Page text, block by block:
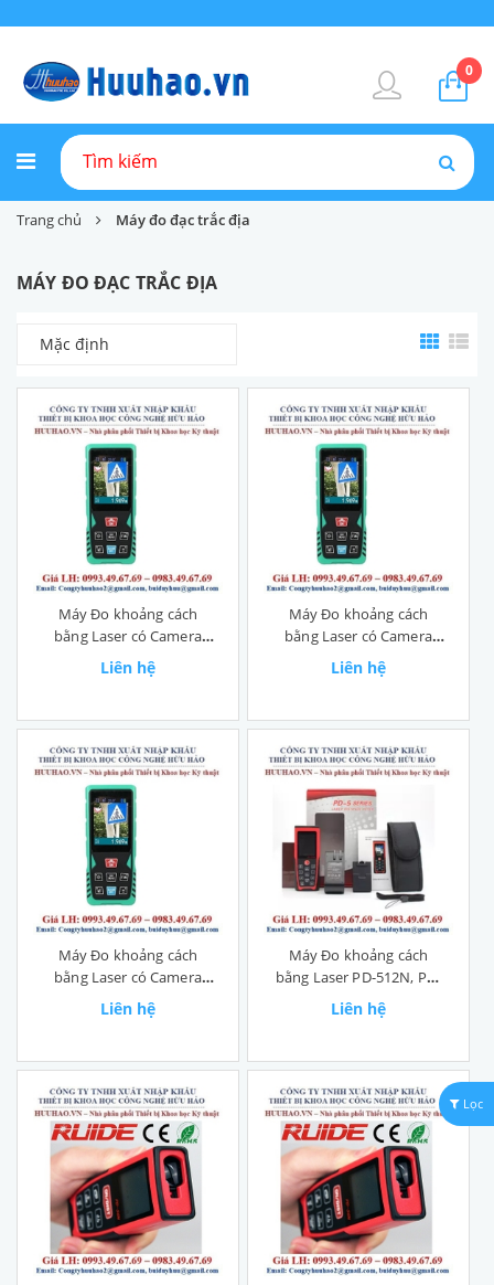
0
Trang chủ Máy đo đạc trắc địa
MÁY ĐO ĐẠC TRẮC ĐỊA
Mặc định
Máy Đo khoảng cách
bằng Laser có Camera
T100C
Liên hệ
Máy Đo khoảng cách
bằng Laser có Camera
T60C
Liên hệ
Máy Đo khoảng cách
bằng Laser có Camera
T40C
Liên hệ
Máy Đo khoảng cách
bằng Laser PD-512N, PD-
520N
Liên hệ
Lọc